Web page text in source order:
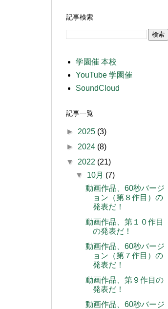
記事検索
学園催 本校
YouTube 学園催
SoundCloud
記事一覧
► 2025 (3)
► 2024 (8)
▼ 2022 (21)
▼ 10月 (7)
動画作品、60秒バージ
ョン（第８作目）の
発表だ！
動画作品、第１０作目
の発表だ！
動画作品、60秒バージ
ョン（第７作目）の
発表だ！
動画作品、第９作目の
発表だ！
動画作品、60秒バージ